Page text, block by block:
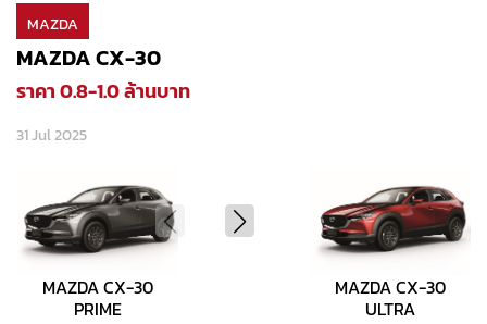
MAZDA
MAZDA CX-30
ราคา 0.8-1.0 ล้านบาท
31 Jul 2025
MAZDA CX-30
PRIME
MAZDA CX-30
ULTRA